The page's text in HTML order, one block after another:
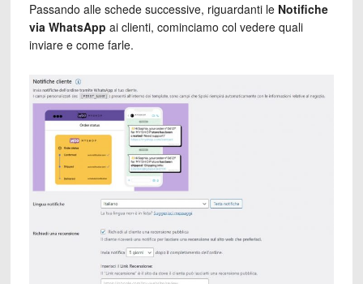
Passando alle schede successive, riguardanti le Notifiche
via WhatsApp ai clienti, cominciamo col vedere quali
inviare e come farle.